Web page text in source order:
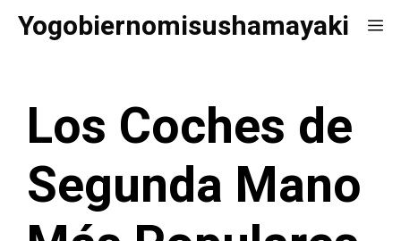
SaltarYogobiernomisushamayaki
Los Coches de
Segunda Mano